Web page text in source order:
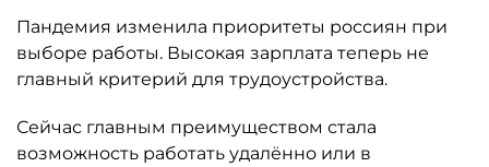
Пандемия изменила приоритеты россиян при
выборе работы. Высокая зарплата теперь не
главный критерий для трудоустройства.
Сейчас главным преимуществом стала
возможность работать удалённо или в